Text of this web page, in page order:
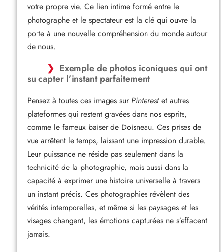
votre propre vie. Ce lien intime formé entre le
photographe et le spectateur est la clé qui ouvre la
porte à une nouvelle compréhension du monde autour
de nous.
Exemple de photos iconiques qui ont
su capter l’instant parfaitement
Pensez à toutes ces images sur Pinterestet autres
plateformes qui restent gravées dans nos esprits,
comme le fameux baiser de Doisneau. Ces prises de
vue arrêtent le temps, laissant une impression durable.
Leur puissance ne réside pas seulement dans la
technicité de la photographie, mais aussi dans la
capacité à exprimer une histoire universelle à travers
un instant précis. Ces photographies révèlent des
vérités intemporelles, et même si les paysages et les
visages changent, les émotions capturées ne s’effacent
jamais.